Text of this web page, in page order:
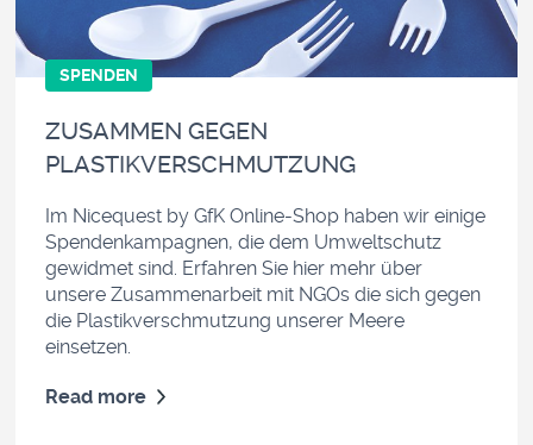
SPENDEN
ZUSAMMEN GEGEN
PLASTIKVERSCHMUTZUNG
Im Nicequest by GfK Online-Shop haben wir einige
Spendenkampagnen, die dem Umweltschutz
gewidmet sind. Erfahren Sie hier mehr über
unsere Zusammenarbeit mit NGOs die sich gegen
die Plastikverschmutzung unserer Meere
einsetzen.
Read more